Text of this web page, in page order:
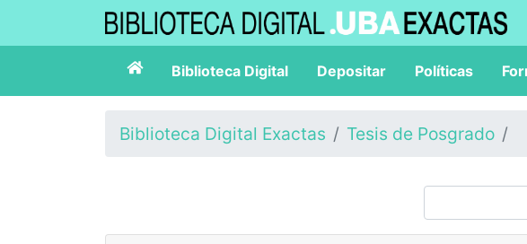
Biblioteca Digital Depositar Políticas
Biblioteca Digital Exactas Tesis de Posgrado